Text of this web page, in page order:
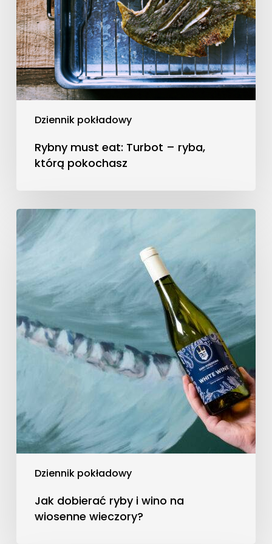
Dziennik pokładowy
Rybny must eat: Turbot – ryba,
którą pokochasz
Dziennik pokładowy
Jak
dobierać
ryby
wino
na
wiosenne
wieczory?
Jak dobierać ryby i wino na
wiosenne wieczory?